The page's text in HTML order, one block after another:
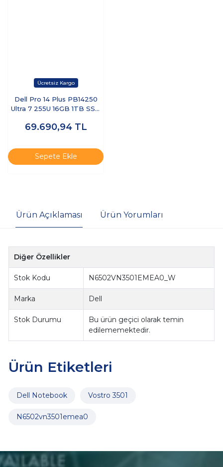
Dell Pro 14 Plus PB14250
Ultra 7 255U 16GB 1TB SSD
PB14250-UBU
69.690,94 TL
Sepete Ekle
Ürün Açıklaması Ürün Yorumları
Diğer Özellikler
Stok Kodu N6502VN3501EMEA0_W
Marka Dell
Stok Durumu
Bu ürün geçici olarak temin
edilememektedir.
Ürün Etiketleri
Dell Notebook Vostro 3501
N6502vn3501emea0